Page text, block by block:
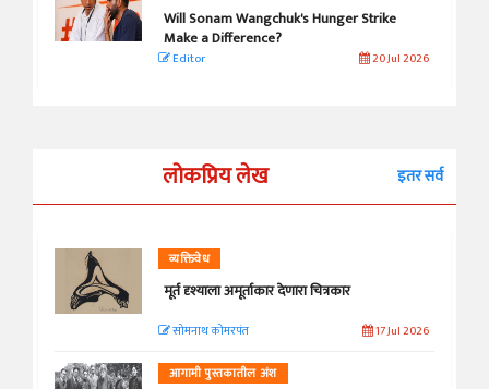
Will Sonam Wangchuk's Hunger Strike
Make a Difference?
Editor 20 Jul 2026
लोकप्रिय लेख इतर सर्व
व्यक्तिवेध
मूर्त दृश्याला अमूर्ताकार देणारा चित्रकार
सोमनाथ कोमरपंत 17 Jul 2026
आगामी पुस्तकातील अंश